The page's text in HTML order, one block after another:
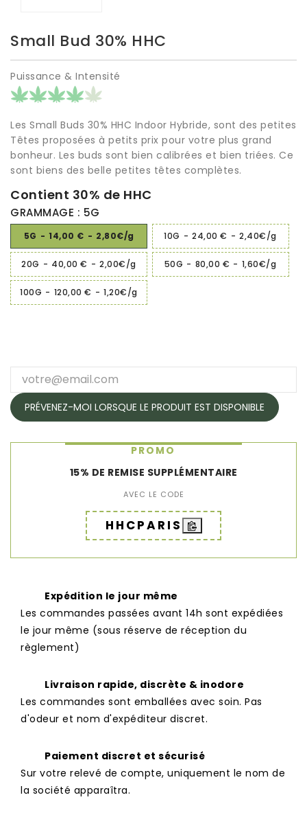
Small Bud 30% HHC
Puissance & Intensité
Les Small Buds 30% HHC Indoor Hybride, sont des petites
Têtes proposées à petits prix pour votre plus grand
bonheur. Les buds sont bien calibrées et bien triées. Ce
sont biens des belle petites têtes complètes.
Contient 30% de HHC
GRAMMAGE : 5G
5G - 14,00 € - 2,80€/g 10G - 24,00 € - 2,40€/g
20G - 40,00 € - 2,00€/g 50G - 80,00 € - 1,60€/g
100G - 120,00 € - 1,20€/g
PRÉVENEZ-MOI LORSQUE LE PRODUIT EST DISPONIBLE
PROMO
15% DE REMISE SUPPLÉMENTAIRE
AVEC LE CODE
HHCPARIS
Expédition le jour même
Les commandes passées avant 14h sont expédiées
le jour même (sous réserve de réception du
règlement)
Livraison rapide, discrète & inodore
Les commandes sont emballées avec soin. Pas
d'odeur et nom d'expéditeur discret.
Paiement discret et sécurisé
Sur votre relevé de compte, uniquement le nom de
la société apparaîtra.